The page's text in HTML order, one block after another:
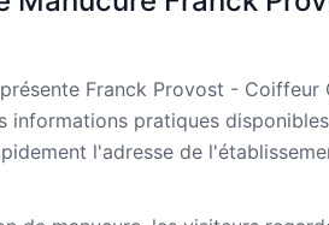
Franck Provost - Coiffeur
informations pratiques
l'adresse de